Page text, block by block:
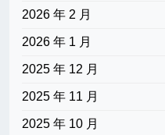
2026 年 2 月
2026 年 1 月
2025 年 12 月
2025 年 11 月
2025 年 10 月